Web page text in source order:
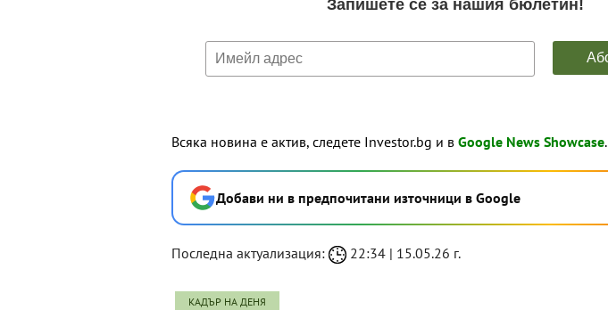
Всяка новина е актив, следете Investor.bg и в Google News Showcase.
Добави ни в предпочитани източници в Google
Последна актуализация: 22:34 | 15.05.26 г.
КАДЪР НА ДЕНЯ